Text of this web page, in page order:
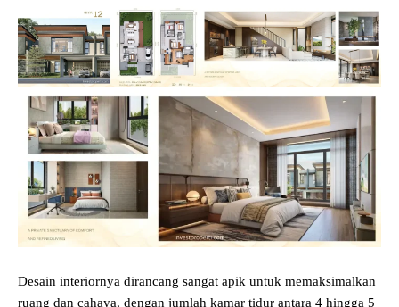
Desain interiornya dirancang sangat apik untuk memaksimalkan
ruang dan cahaya, dengan jumlah kamar tidur antara 4 hingga 5